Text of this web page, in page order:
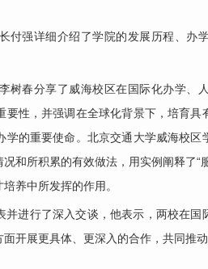
付强详细介绍了学院的发展历程、办
树春分享了威海校区在国际化办学、
性，并强调在全球化背景下，培育
的重要使命。北京交通大学威海校
和所积累的有效做法，用实例阐释了“
养中所发挥的作用。
进行了深入交谈，他表示，两校在
开展更具体、更深入的合作，共同推